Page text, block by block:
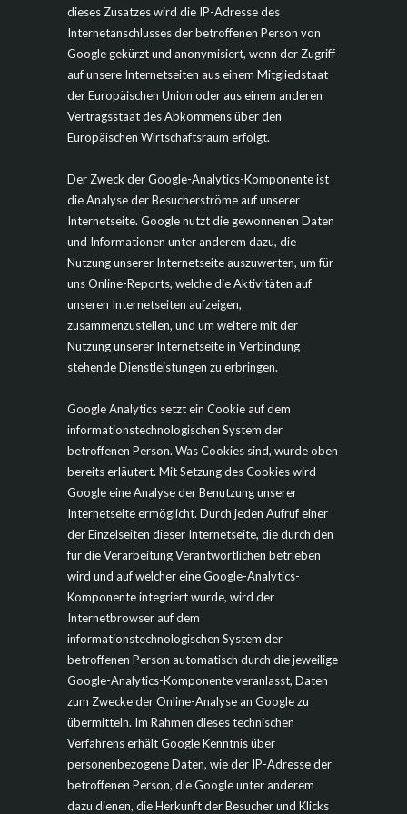
dieses Zusatzes wird die IP-Adresse des
Internetanschlusses der betroffenen Person von
Google gekürzt und anonymisiert, wenn der Zugriff
auf unsere Internetseiten aus einem Mitgliedstaat
der Europäischen Union oder aus einem anderen
Vertragsstaat des Abkommens über den
Europäischen Wirtschaftsraum erfolgt.
Der Zweck der Google-Analytics-Komponente ist
die Analyse der Besucherströme auf unserer
Internetseite. Google nutzt die gewonnenen Daten
und Informationen unter anderem dazu, die
Nutzung unserer Internetseite auszuwerten, um für
uns Online-Reports, welche die Aktivitäten auf
unseren Internetseiten aufzeigen,
zusammenzustellen, und um weitere mit der
Nutzung unserer Internetseite in Verbindung
stehende Dienstleistungen zu erbringen.
Google Analytics setzt ein Cookie auf dem
informationstechnologischen System der
betroffenen Person. Was Cookies sind, wurde oben
bereits erläutert. Mit Setzung des Cookies wird
Google eine Analyse der Benutzung unserer
Internetseite ermöglicht. Durch jeden Aufruf einer
der Einzelseiten dieser Internetseite, die durch den
für die Verarbeitung Verantwortlichen betrieben
wird und auf welcher eine Google-Analytics-
Komponente integriert wurde, wird der
Internetbrowser auf dem
informationstechnologischen System der
betroffenen Person automatisch durch die jeweilige
Google-Analytics-Komponente veranlasst, Daten
zum Zwecke der Online-Analyse an Google zu
übermitteln. Im Rahmen dieses technischen
Verfahrens erhält Google Kenntnis über
personenbezogene Daten, wie der IP-Adresse der
betroffenen Person, die Google unter anderem
dazu dienen, die Herkunft der Besucher und Klicks